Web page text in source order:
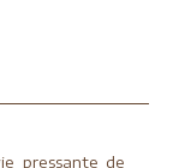
pressante de